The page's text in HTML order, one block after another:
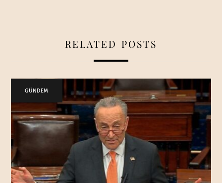
RELATED POSTS
GÜNDEM